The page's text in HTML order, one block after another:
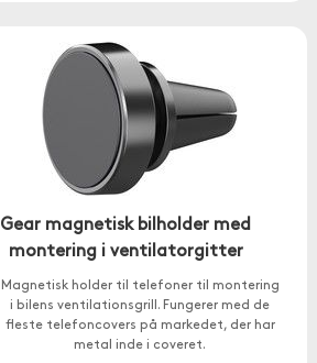
Gear magnetisk bilholder med
montering i ventilatorgitter
Magnetisk holder til telefoner til montering
i bilens ventilationsgrill. Fungerer med de
fleste telefoncovers på markedet, der har
metal inde i coveret.